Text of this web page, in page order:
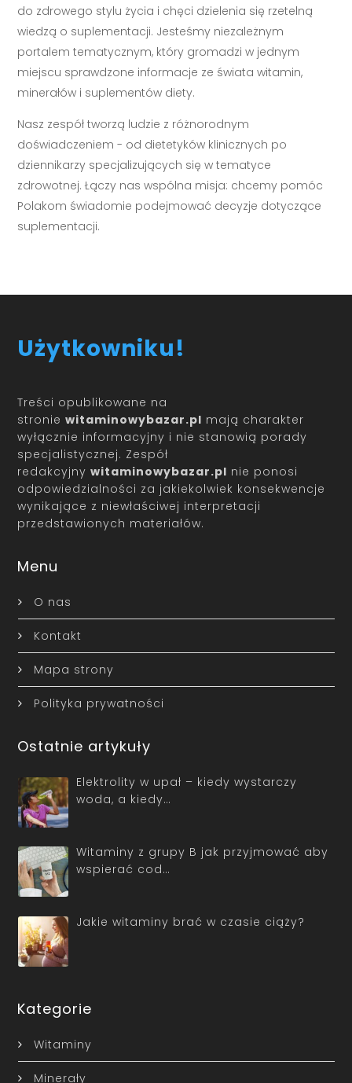
do zdrowego stylu życia i chęci dzielenia się rzetelną
wiedzą o suplementacji. Jesteśmy niezależnym
portalem tematycznym, który gromadzi w jednym
miejscu sprawdzone informacje ze świata witamin,
minerałów i suplementów diety.
Nasz zespół tworzą ludzie z różnorodnym
doświadczeniem - od dietetyków klinicznych po
dziennikarzy specjalizujących się w tematyce
zdrowotnej. Łączy nas wspólna misja: chcemy pomóc
Polakom świadomie podejmować decyzje dotyczące
suplementacji.
Użytkowniku!
Treści opublikowane na
stroniewitaminowybazar.pl mają charakter
wyłącznie informacyjny i nie stanowią porady
specjalistycznej. Zespół
redakcyjnywitaminowybazar.pl nie ponosi
odpowiedzialności za jakiekolwiek konsekwencje
wynikające z niewłaściwej interpretacji
przedstawionych materiałów.
Menu
O nas
Kontakt
Mapa strony
Polityka prywatności
Ostatnie artykuły
Elektrolity w upał – kiedy wystarczy
woda, a kiedy…
Witaminy z grupy B jak przyjmować aby
wspierać cod…
Jakie witaminy brać w czasie ciąży?
Kategorie
Witaminy
Minerały